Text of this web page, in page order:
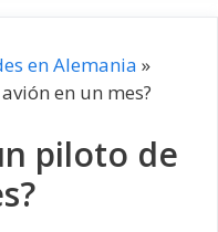
en Alemania »
en un mes?
piloto de